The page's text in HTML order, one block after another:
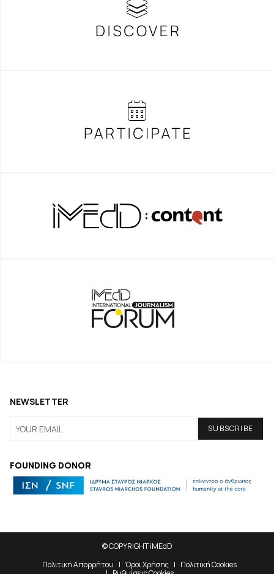
FOUNDING DONOR
NEWSLETTER
© COPYRIGHT iMEdD
Πολιτική Απορρήτου
Όροι Χρήσης
Πολιτική Cookies